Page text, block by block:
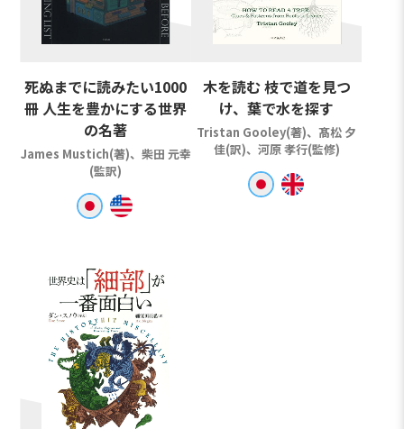
死ぬまでに読みたい1000
冊 人生を豊かにする世界
の名著
James Mustich(著)、柴田 元幸
(監訳)
木を読む 枝で道を見つ
け、葉で水を探す
Tristan Gooley(著)、髙松 夕
佳(訳)、河原 孝行(監修)